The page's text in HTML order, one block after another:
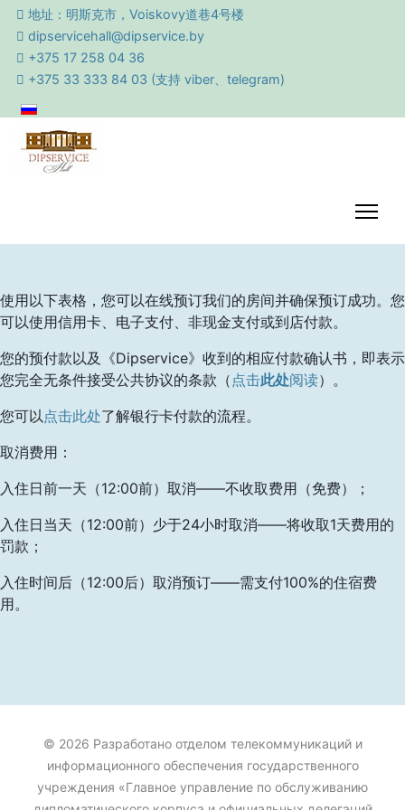
地址：明斯克市，Voiskovy道巷4号楼
dipservicehall@dipservice.by
+375 17 258 04 36
+375 33 333 84 03 (支持 viber、telegram)
使用以下表格，您可以在线预订我们的房间并确保预订成功。您
可以使用信用卡、电子支付、非现金支付或到店付款。
您的预付款以及《Dipservice》收到的相应付款确认书，即表示
您完全无条件接受公共协议的条款（ 点击此处阅读）。
您可以点击此处了解银行卡付款的流程。
取消费用：
入住日前一天（12:00前）取消——不收取费用（免费）；
入住日当天（12:00前）少于24小时取消——将收取1天费用的
罚款；
入住时间后（12:00后）取消预订——需支付100%的住宿费
用。
© 2026 Разработано отделом телекоммуникаций и
информационного обеспечения государственного
учреждения «Главное управление по обслуживанию